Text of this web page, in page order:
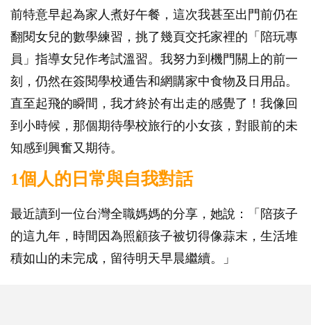
前特意早起為家人煮好午餐，這次我甚至出門前仍在
翻閱女兒的數學練習，挑了幾頁交托家裡的「陪玩專
員」指導女兒作考試溫習。我努力到機門關上的前一
刻，仍然在簽閱學校通告和網購家中食物及日用品。
直至起飛的瞬間，我才終於有出走的感覺了！我像回
到小時候，那個期待學校旅行的小女孩，對眼前的未
知感到興奮又期待。
1個人的日常與自我對話
最近讀到一位台灣全職媽媽的分享，她說：「陪孩子
的這九年，時間因為照顧孩子被切得像蒜末，生活堆
積如山的未完成，留待明天早晨繼續。」